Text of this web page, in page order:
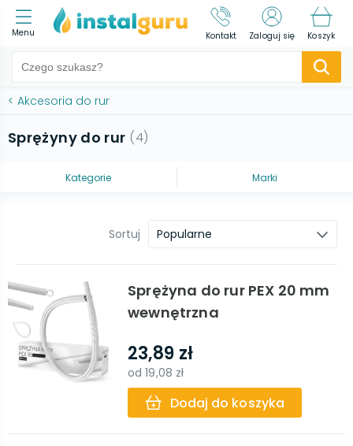
Menu Kontakt Zaloguj się Koszyk
< Akcesoria do rur
Sprężyny do rur (4)
Kategorie Marki
Sortuj Popularne
Sprężyna do rur PEX 20 mm
wewnętrzna
23,89 zł
od19,08 zł
Dodaj do koszyka